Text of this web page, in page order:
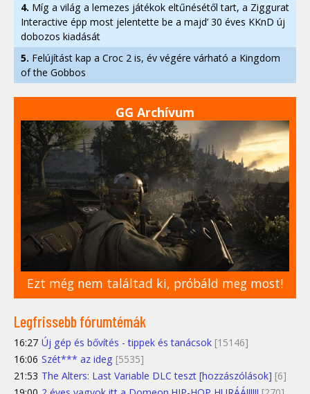
4. Míg a világ a lemezes játékok eltűnésétől tart, a Ziggurat
Interactive épp most jelentette be a majd’ 30 éves KKnD új
dobozos kiadását
5. Felújítást kap a Croc 2 is, év végére várható a Kingdom
of the Gobbos
GG Archívum
Ezt még nem találtad ki, próbáld meg most!
Legfrissebb fórumtémák
16:27 Új gép és bővítés - tippek és tanácsok [15146]
16:06 Szét*** az ideg [5535]
21:53 The Alters: Last Variable DLC teszt [hozzászólások] [6]